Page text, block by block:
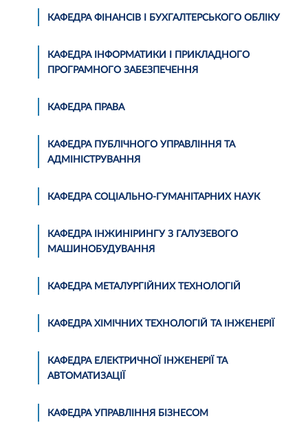
КАФЕДРА ФІНАНСІВ І БУХГАЛТЕРСЬКОГО ОБЛІКУ
КАФЕДРА ІНФОРМАТИКИ І ПРИКЛАДНОГО
ПРОГРАМНОГО ЗАБЕЗПЕЧЕННЯ
КАФЕДРА ПРАВА
КАФЕДРА ПУБЛІЧНОГО УПРАВЛІННЯ ТА
АДМІНІСТРУВАННЯ
КАФЕДРА СОЦІАЛЬНО-ГУМАНІТАРНИХ НАУК
КАФЕДРА ІНЖИНІРИНГУ З ГАЛУЗЕВОГО
МАШИНОБУДУВАННЯ
КАФЕДРА МЕТАЛУРГІЙНИХ ТЕХНОЛОГІЙ
КАФЕДРА ХІМІЧНИХ ТЕХНОЛОГІЙ ТА ІНЖЕНЕРІЇ
КАФЕДРА ЕЛЕКТРИЧНОЇ ІНЖЕНЕРІЇ ТА
АВТОМАТИЗАЦІЇ
КАФЕДРА УПРАВЛІННЯ БІЗНЕСОМ